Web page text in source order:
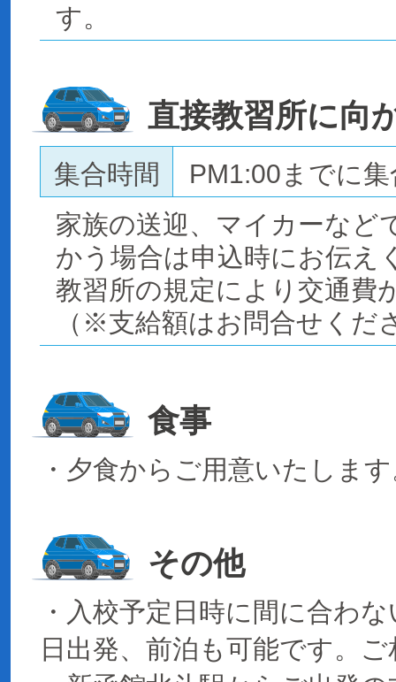
す。
直接教習所に向
集合時間
PM1:00までに集
家族の送迎、マイカーなど
かう場合は申込時にお伝え
教習所の規定により交通費
（※支給額はお問合せくだ
食事
・夕食からご用意いたしま
その他
・入校予定日時に間に合わ
日出発、前泊も可能です。